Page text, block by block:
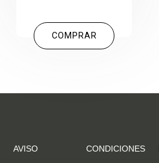
COMPRAR
AVISO
CONDICIONES